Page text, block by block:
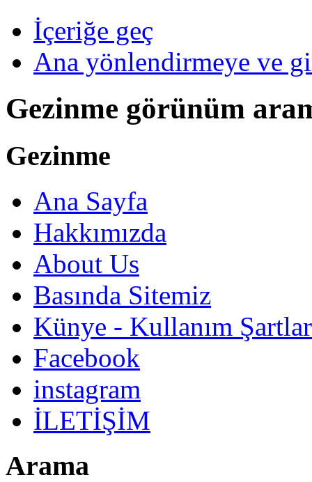
İçeriğe geç
Ana yönlendirmeye ve
Gezinme görünüm
Gezinme
Ana Sayfa
Hakkımızda
About Us
Basında Sitemiz
Künye - Kullanım
Facebook
instagram
İLETİŞİM
Arama